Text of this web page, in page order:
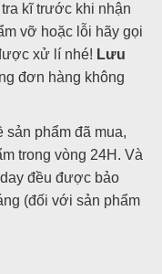
kĩ trước khi nhận
vỡ hoặc lỗi hãy gọi
xử lí nhé! Lưu
đơn hàng không
sản phẩm đã mua,
trong vòng 24H. Và
đều được bảo
(đối với sản phẩm